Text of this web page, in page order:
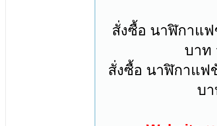
สั่งซื้อ นาฬิกาแฟ
บาท
สั่งซื้อ นาฬิกาแฟ
บ